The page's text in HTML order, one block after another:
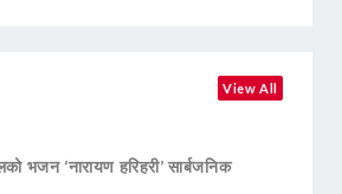
View All
भजन ‘नारायण हरिहरी’ सार्बजनिक